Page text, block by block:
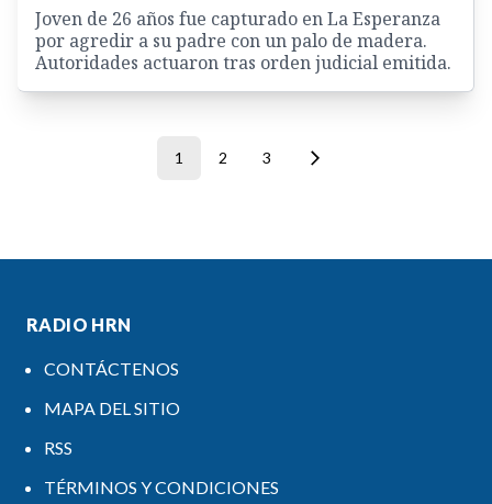
Joven de 26 años fue capturado en La Esperanza
por agredir a su padre con un palo de madera.
Autoridades actuaron tras orden judicial emitida.
1 2 3
RADIO HRN
CONTÁCTENOS
MAPA DEL SITIO
RSS
TÉRMINOS Y CONDICIONES